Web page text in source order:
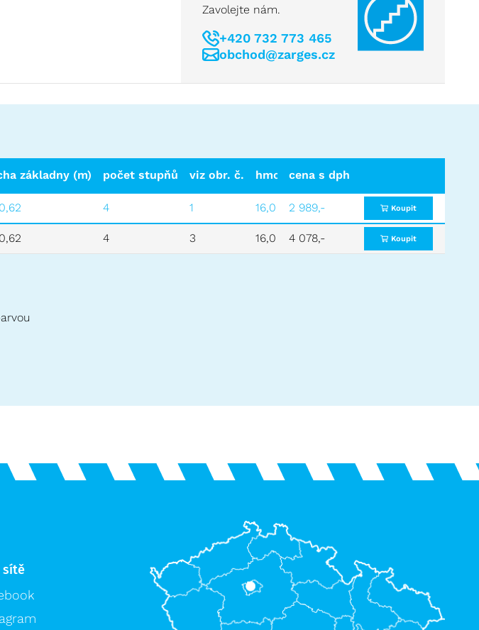
Zavolejte nám.
+420 732 773 465
obchod@zarges.cz
základny (m) počet stupňů viz obr. č. hmotnost (kg) cena bez dph
cena s dph
4 1 16,0 2 470,-
2 989,- Koupit
4 3 16,0 3 370,-
4 078,- Koupit
sítě